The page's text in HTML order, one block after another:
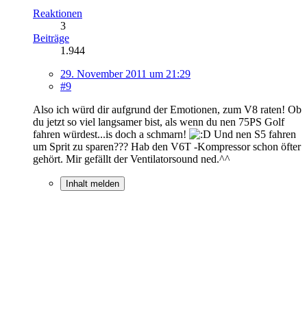
Reaktionen
3
Beiträge
1.944
29. November 2011 um 21:29
#9
Also ich würd dir aufgrund der Emotionen, zum V8 raten! Ob
du jetzt so viel langsamer bist, als wenn du nen 75PS Golf
fahren würdest...is doch a schmarn!
Und nen S5 fahren
um Sprit zu sparen??? Hab den V6T -Kompressor schon öfter
gehört. Mir gefällt der Ventilatorsound ned.^^
Inhalt melden